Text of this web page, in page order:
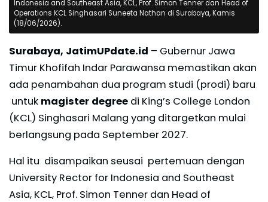
Indonesia and Southeast Asia, KCL, Prof. Simon Tenner dan Head of
Operations KCL Singhasari Suneeta Nathan di Surabaya, Kamis
(18/06/2026).
Surabaya, JatimUPdate.id – Gubernur Jawa
Timur Khofifah Indar Parawansa memastikan akan
ada penambahan dua program studi (prodi) baru
untuk magister degree di King’s College London
(KCL) Singhasari Malang yang ditargetkan mulai
berlangsung pada September 2027.
Hal itu disampaikan seusai pertemuan dengan
University Rector for Indonesia and Southeast
Asia, KCL, Prof. Simon Tenner dan Head of